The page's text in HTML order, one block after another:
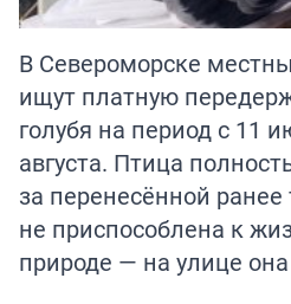
В Североморске
ищут платную
голубя на период с 11
августа. Птица
за перенесённой
не приспособлена к
природе — на улице